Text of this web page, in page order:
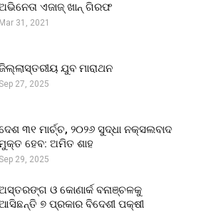
ଏଜାଜ୍ ଖାନ୍ ଗିରଫ
Mar 31, 2021
ଯୁବ ମାରାଥନ
27, 2025
୩୧ ମାର୍ଚ୍ଚ, ୨୦୨୬ ସୁଦ୍ଧା ନକ୍ସଲବାଦ
ହେବ: ଅମିତ ଶାହ
29, 2025
ଓ କୋଣାର୍କ ବନାଞ୍ଚଳକୁ
୭ ପ୍ରକାର ବିଦେଶୀ ପକ୍ଷୀ